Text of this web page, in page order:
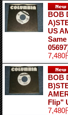
BOB
US
7,480
BOB
Flip"
7,480